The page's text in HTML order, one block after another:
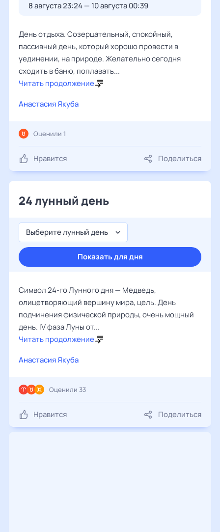
8 августа 23:24 — 10 августа 00:39
День отдыха. Созерцательный, спокойный,
пассивный день, который хорошо провести в
уединении, на природе. Желательно сегодня
сходить в баню, поплавать...
Читать продолжение
Анастасия Якуба
Нравится Поделиться
Оценили 1
24 лунный день
Выберите лунный день
Показать для дня
Символ 24-го Лунного дня — Медведь,
олицетворяющий вершину мира, цель. День
подчинения физической природы, очень мощный
день. IV фаза Луны от...
Читать продолжение
Анастасия Якуба
Нравится Поделиться
Оценили 33